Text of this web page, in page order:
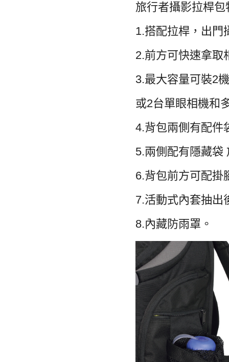
旅行者攝影拉桿包
1.搭配拉桿，出門
2.前方可快速拿
3.最大容量可裝2
或2台單眼相機和
4.背包兩側有配件
5.兩側配有隱藏
6.背包前方可配掛
7.活動式內套抽出
8.內藏防雨罩。